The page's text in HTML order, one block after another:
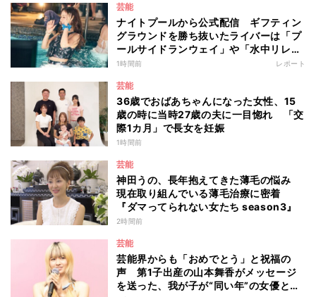
芸能
ナイトプールから公式配信 ギフティン
グラウンドを勝ち抜いたライバーは「プ
ールサイドランウェイ」や「水中リレ
ー」にも参加 『イチナナイト★プー
1時間前 レポート
芸能
36歳でおばあちゃんになった女性、15
歳の時に当時27歳の夫に一目惚れ 「交
際1カ月」で長女を妊娠
1時間前
芸能
神田うの、長年抱えてきた薄毛の悩み
現在取り組んでいる薄毛治療に密着
『ダマってられない女たち season3』
2時間前
芸能
芸能界からも「おめでとう」と祝福の
声 第1子出産の山本舞香がメッセージ
を送った、我が子が“同い年”の女優と